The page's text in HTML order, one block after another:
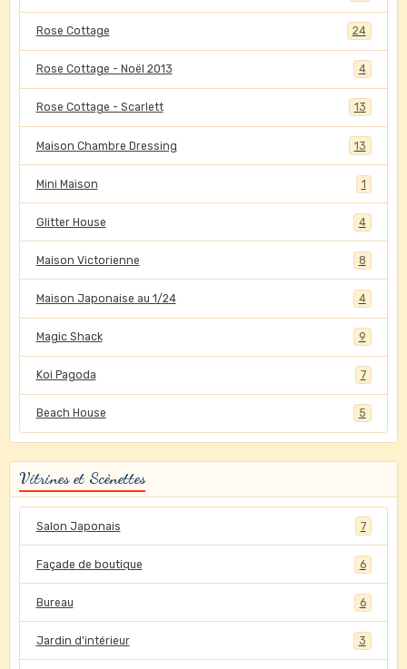
Rose Cottage 24
Rose Cottage - Noël 2013 4
Rose Cottage - Scarlett 13
Maison Chambre Dressing 13
Mini Maison 1
Glitter House 4
Maison Victorienne 8
Maison Japonaise au 1/24 4
Magic Shack 9
Koi Pagoda 7
Beach House 5
Vitrines et Scènettes
Salon Japonais 7
Façade de boutique 6
Bureau 6
Jardin d'intérieur 3